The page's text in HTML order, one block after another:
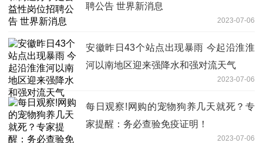
聘公告 世界新消息
2023-07-06
安徽昨日43个站点出现暴雨 今起沿淮淮
河以南地区迎来强降水和强对流天气
2023-07-06
每日观察!网购的宠物狗养几天就死？专
家提醒：务必查验免疫证明！
2023-07-06